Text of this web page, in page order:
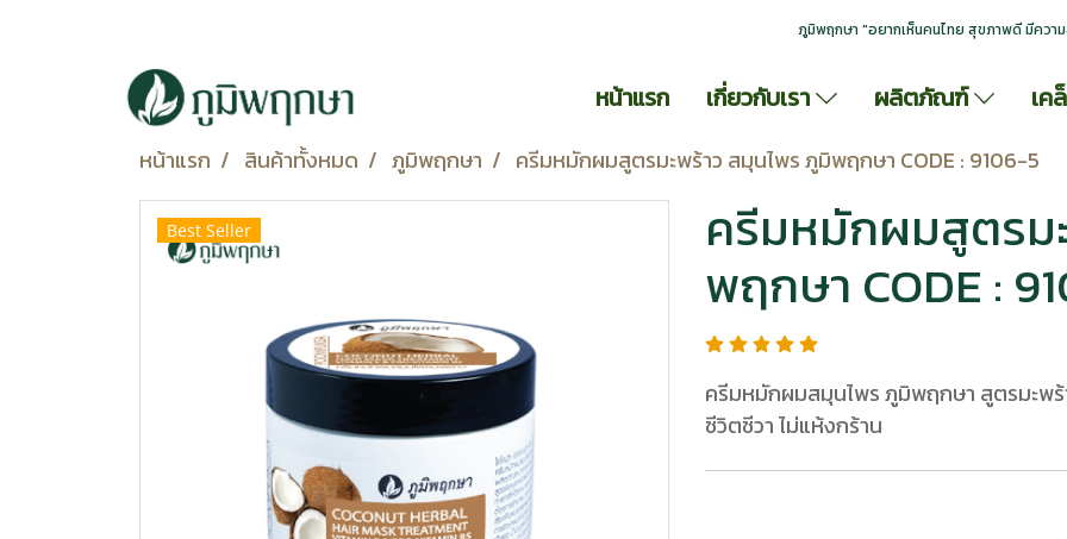
ภูมิพฤกษา "อยากเห็นคนไทย สุขภาพดี มีควา
หน้าแรก เกี่ยวกับเรา ผลิตภัณฑ์ เค
หน้าแรก สินค้าทั้งหมด ภูมิพฤกษา ครีมหมักผมสูตรมะพร้าว สมุนไพร ภูมิพฤกษา CODE : 9106-5
Best Seller
ครีมหมักผมสูตรม
พฤกษา CODE :
ครีมหมักผมสมุนไพร ภูมิพฤกษา สูตรมะพ
ชีวิตชีวา ไม่แห้งกร้าน